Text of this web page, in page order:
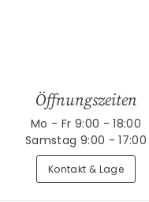
Öffnungszeiten
Mo - Fr 9:00 - 18:00
Samstag 9:00 - 17:00
Kontakt & Lage